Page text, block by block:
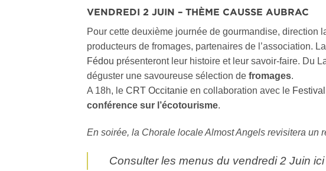
VENDREDI 2 JUIN – THÈME CAUSSE AUBRAC
Pour cette deuxième journée de gourmandise, direction
producteurs de fromages, partenaires de l’association. La
Fédou présenteront leur histoire et leur savoir-faire. Du
déguster une savoureuse sélection de fromages.
A 18h, le CRT Occitanie en collaboration avec le
conférence sur l’écotourisme.
En soirée, la Chorale locale Almost Angels revisitera un
Consulter les menus du vendredi 2 Juin ici